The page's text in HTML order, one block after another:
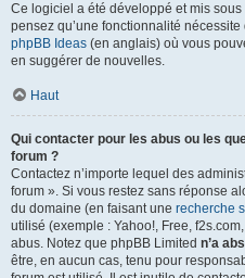
Ce logiciel a été développé et mis
pensez qu’une fonctionnalité
phpBB Ideas (en anglais) où vous
en suggérer de nouvelles.
Haut
Qui contacter pour les abus ou les
forum ?
Contactez n’importe lequel des
forum ». Si vous restez sans réponse
du domaine (en faisant une recherche
utilisé (exemple : Yahoo!, Free,
abus. Notez que phpBB Limited n’a
être, en aucun cas, tenu pour